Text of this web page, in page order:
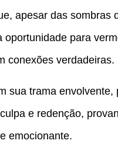
apesar das sombras
para
conexões verdadeiras.
sua trama envolvente,
e redenção,
emocionante.